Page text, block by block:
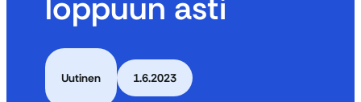
Uutinen 1.6.2023